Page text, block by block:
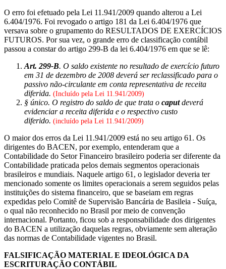
O erro foi efetuado pela Lei 11.941/2009 quando alterou a Lei
6.404/1976. Foi revogado o artigo 181 da Lei 6.404/1976 que
versava sobre o grupamento do RESULTADOS DE EXERCÍCIOS
FUTUROS. Por sua vez, o grande erro de classificação contábil
passou a constar do artigo 299-B da lei 6.404/1976 em que se lê:
Art. 299-B. O saldo existente no resultado de exercício futuro
em 31 de dezembro de 2008 deverá ser reclassificado para o
passivo não-circulante em conta representativa de receita
diferida. (Incluído pela Lei 11.941/2009)
§ único. O registro do saldo de que trata o caputdeverá
evidenciar a receita diferida e o respectivo custo
diferido. (incluído pela Lei 11.941/2009)
O maior dos erros da Lei 11.941/2009 está no seu artigo 61. Os
dirigentes do BACEN, por exemplo, entenderam que a
Contabilidade do Setor Financeiro brasileiro poderia ser diferente da
Contabilidade praticada pelos demais segmentos operacionais
brasileiros e mundiais. Naquele artigo 61, o legislador deveria ter
mencionado somente os limites operacionais a serem seguidos pelas
instituições do sistema financeiro, que se baseiam em regras
expedidas pelo Comitê de Supervisão Bancária de Basileia - Suíça,
o qual não reconhecido no Brasil por meio de convenção
internacional. Portanto, ficou sob a responsabilidade dos dirigentes
do BACEN a utilização daquelas regras, obviamente sem alteração
das normas de Contabilidade vigentes no Brasil.
FALSIFICAÇÃO MATERIAL E IDEOLÓGICA DA
ESCRITURAÇÃO CONTÁBIL